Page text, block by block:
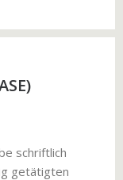
schriftlich
getätigten